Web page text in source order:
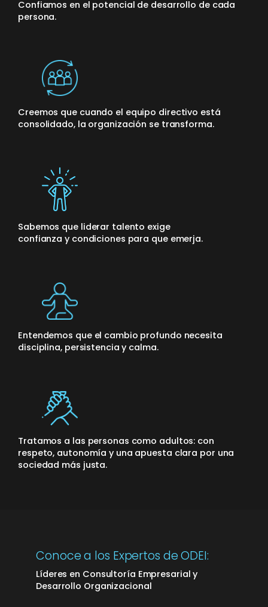
Confiamos en el potencial de desarrollo de cada
persona.
Creemos que cuando el equipo directivo está
consolidado, la organización se transforma.
Sabemos que liderar talento exige
confianza y condiciones para que emerja.
Entendemos que el cambio profundo necesita
disciplina, persistencia y calma.
Tratamos a las personas como adultos: con
respeto, autonomía y una apuesta clara por una
sociedad más justa.
Conoce a los Expertos de ODEI:
Líderes en Consultoría Empresarial y
Desarrollo Organizacional